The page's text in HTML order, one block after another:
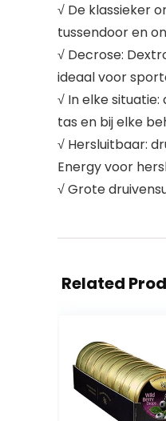
√ De klassieker
tussendoor en
√ Decrose:
ideaal voor
√ In elke
tas en bij elke
√ Hersluitbaar:
Energy voor
√ Grote
Related